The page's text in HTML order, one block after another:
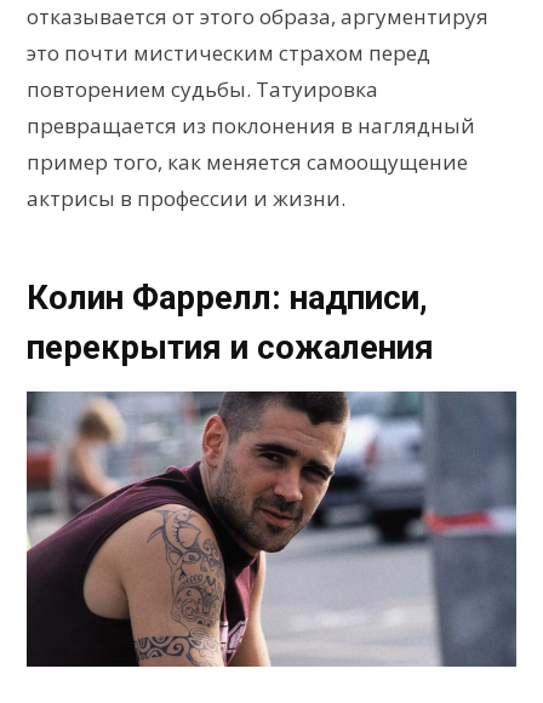
отказывается от этого образа, аргументируя
это почти мистическим страхом перед
повторением судьбы. Татуировка
превращается из поклонения в наглядный
пример того, как меняется самоощущение
актрисы в профессии и жизни.
Колин Фаррелл: надписи,
перекрытия и сожаления